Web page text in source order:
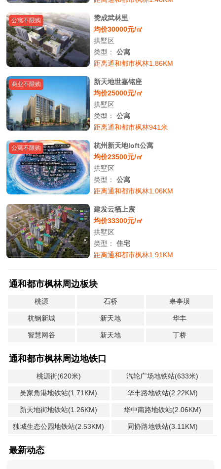
公寓不限购
赞成武林里
均价30000元/㎡
拱墅区
类型：公寓
距离通和都市枫林1.86KM
商业不限购
新天地世嘉铭座
均价25000元/㎡
拱墅区
类型：公寓
距离通和都市枫林941米
公寓不限购
杭州新天地loft公寓
均价23500元/㎡
拱墅区
类型：公寓
距离通和都市枫林1.06KM
建发云栖上宸
均价33300元/㎡
拱墅区
类型：住宅
距离通和都市枫林1.91KM
通和都市枫林周边板块
桃源 石桥 皋亭坝
杭钢新城 新天地 华丰
智慧网谷 新天地 丁桥
通和都市枫林周边地铁口
桃源街(620米) 汽轮广场地铁站(633米)
吴家角港地铁站(1.71KM) 华丰路地铁站(2.22KM)
新天地街地铁站(1.26KM) 华中南路地铁站(2.06KM)
独城生态公园地铁站(2.53KM) 同协路地铁站(3.11KM)
最新动态